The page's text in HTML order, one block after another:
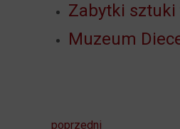
Zabytki
Muzeum
poprzedni